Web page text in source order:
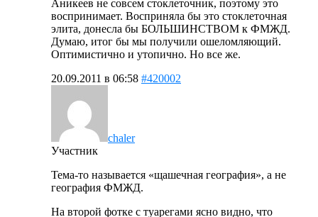
Аникеев не совсем стоклеточник, поэтому это
воспринимает. Восприняла бы это стоклеточная
элита, донесла бы БОЛЬШИНСТВОМ к ФМЖД.
Думаю, итог бы мы получили ошеломляющий.
Оптимистично и утопично. Но все же.
20.09.2011 в 06:58 #420002
chaler
Участник
Тема-то называется «щашечная география», а не
география ФМЖД.
На второй фотке с туарегами ясно видно, что